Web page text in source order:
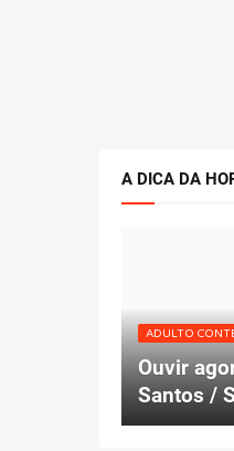
A DICA DA
ADULTO
Ouvir
Santos /